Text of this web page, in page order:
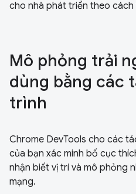
cho nhà phát triển theo cách
Mô phỏng trải
dùng bằng các
trình
Chrome DevTools cho các
của bạn xác minh bố cục
nhận biết vị trí và mô phỏng
mạng.